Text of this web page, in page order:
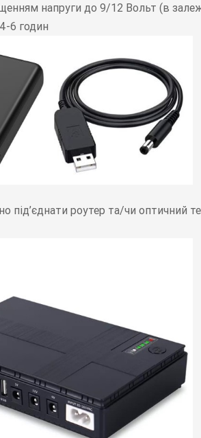
напруги до 9/12 Вольт (в
6 годин
роутер та/чи оптичний